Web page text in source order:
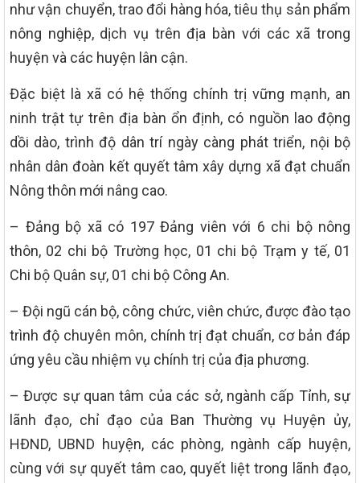
như vận chuyển, trao đổi hàng hóa, tiêu thụ sản phẩm
nông nghiệp, dịch vụ trên địa bàn với các xã trong
huyện và các huyện lân cận.
Đặc biệt là xã có hệ thống chính trị vững mạnh, an
ninh trật tự trên địa bàn ổn định, có nguồn lao động
dồi dào, trình độ dân trí ngày càng phát triển, nội bộ
nhân dân đoàn kết quyết tâm xây dựng xã đạt chuẩn
Nông thôn mới nâng cao.
– Đảng bộ xã có 197 Đảng viên với 6 chi bộ nông
thôn, 02 chi bộ Trường học, 01 chi bộ Trạm y tế, 01
Chi bộ Quân sự, 01 chi bộ Công An.
– Đội ngũ cán bộ, công chức, viên chức, được đào tạo
trình độ chuyên môn, chính trị đạt chuẩn, cơ bản đáp
ứng yêu cầu nhiệm vụ chính trị của địa phương.
– Được sự quan tâm của các sở, ngành cấp Tỉnh, sự
lãnh đạo, chỉ đạo của Ban Thường vụ Huyện ủy,
HĐND, UBND huyện, các phòng, ngành cấp huyện,
cùng với sự quyết tâm cao, quyết liệt trong lãnh đạo,